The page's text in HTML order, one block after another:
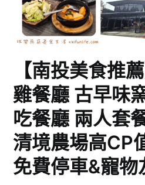
【南投美食推
雞餐廳 古早味
吃餐廳 兩人套
清境農場高CP
免費停車&寵物